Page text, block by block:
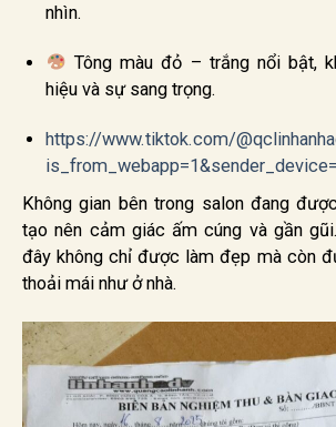
nhìn.
Tông màu đỏ – trắng nổi bật,
hiệu và sự sang trọng.
https://www.tiktok.com/
Không gian bên trong salon đang
tạo nên cảm giác ấm cúng và gần
đây không chỉ được làm đẹp mà còn
thoải mái như ở nhà.